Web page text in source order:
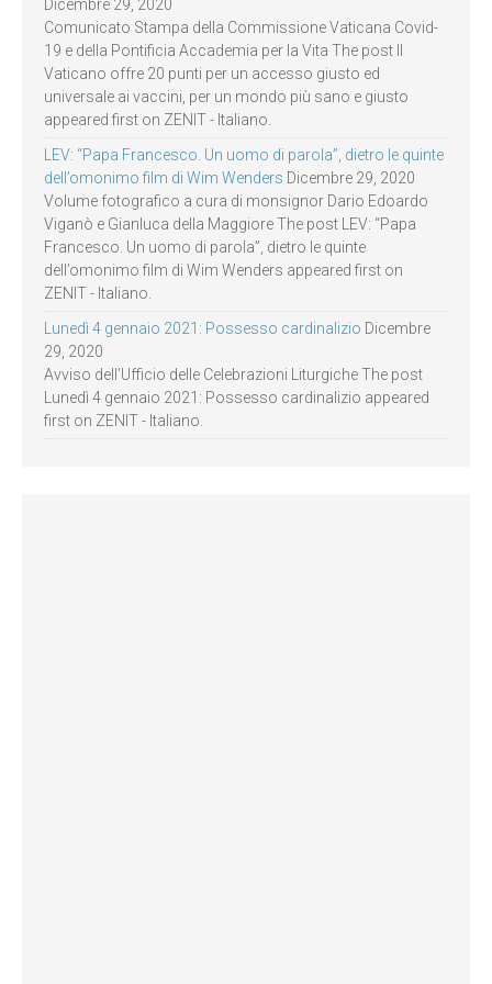
Dicembre 29, 2020
Comunicato Stampa della Commissione Vaticana Covid-
19 e della Pontificia Accademia per la Vita The post Il
Vaticano offre 20 punti per un accesso giusto ed
universale ai vaccini, per un mondo più sano e giusto
appeared first on ZENIT - Italiano.
LEV: “Papa Francesco. Un uomo di parola”, dietro le quinte
dell’omonimo film di Wim Wenders Dicembre 29, 2020
Volume fotografico a cura di monsignor Dario Edoardo
Viganò e Gianluca della Maggiore The post LEV: “Papa
Francesco. Un uomo di parola”, dietro le quinte
dell’omonimo film di Wim Wenders appeared first on
ZENIT - Italiano.
Lunedì 4 gennaio 2021: Possesso cardinalizio Dicembre
29, 2020
Avviso dell’Ufficio delle Celebrazioni Liturgiche The post
Lunedì 4 gennaio 2021: Possesso cardinalizio appeared
first on ZENIT - Italiano.